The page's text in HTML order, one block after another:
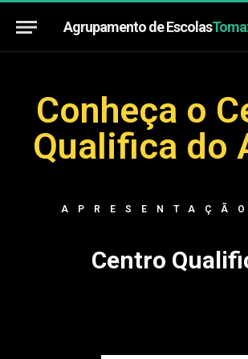
Agrupamento de Escolas
Conheça o
Qualifica​ do
Centro